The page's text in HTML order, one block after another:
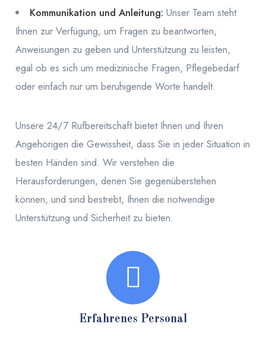
Kommunikation und Anleitung: Unser Team steht
Ihnen zur Verfügung, um Fragen zu beantworten,
Anweisungen zu geben und Unterstützung zu leisten,
egal ob es sich um medizinische Fragen, Pflegebedarf
oder einfach nur um beruhigende Worte handelt.
Unsere 24/7 Rufbereitschaft bietet Ihnen und Ihren
Angehörigen die Gewissheit, dass Sie in jeder Situation in
besten Händen sind. Wir verstehen die
Herausforderungen, denen Sie gegenüberstehen
können, und sind bestrebt, Ihnen die notwendige
Unterstützung und Sicherheit zu bieten.
Erfahrenes Personal